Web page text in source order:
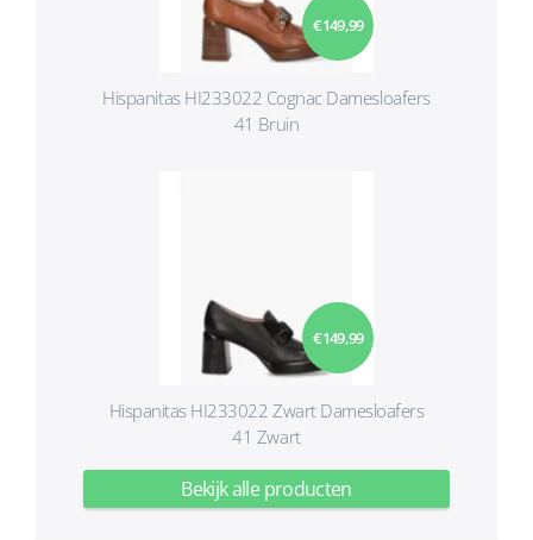
€ 149,99
Hispanitas HI233022 Cognac Damesloafers
41 Bruin
€ 149,99
Hispanitas HI233022 Zwart Damesloafers
41 Zwart
Bekijk alle producten